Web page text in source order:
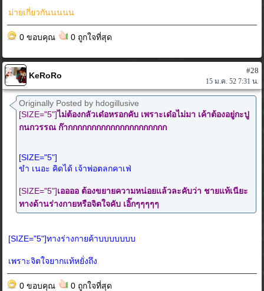
ม่ายเกี่ยวกันนนนน
0 ขอบคุณ 0 ถูกใจที่สุด
KeRoRo
#28
15 ม.ค. 52 7:31 น.
Originally Posted by hdogillusive
[SIZE="5"]ไม่ต้องกลัวเด๋อหรอกคับ เพราะเด๋อไม่มา เค้าต้องอยู่กะปู
กนกวรรณ ก๊ากกกกกกกกกกกกกกกกกกกกก
[SIZE="5"]
ขำ เนอะ คิดได้ เจ้าพ่อตลกคาเฟ่
[SIZE="5"]เออออ ต้องขยายความหน่อยแล้วละคับว่า ชายแท้เนียะ
ทางด้านร่างกายหรือจิตใจคับ เอิ๊กๆๆๆๆๆ
[SIZE="5"]ทางร่างกายค้าบบบบบบบ
เพราะจิตใจยากแท้หยั่งถึง
0 ขอบคุณ 0 ถูกใจที่สุด